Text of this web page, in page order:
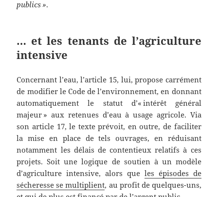
publics ».
… et les tenants de l’agriculture
intensive
Concernant l’eau, l’article 15, lui, propose carrément
de modifier le Code de l’environnement, en donnant
automatiquement le statut d’« intérêt général
majeur » aux retenues d’eau à usage agricole. Via
son article 17, le texte prévoit, en outre, de faciliter
la mise en place de tels ouvrages, en réduisant
notamment les délais de contentieux relatifs à ces
projets. Soit une logique de soutien à un modèle
d’agriculture intensive, alors que les épisodes de
sécheresse se multiplient, au profit de quelques-uns,